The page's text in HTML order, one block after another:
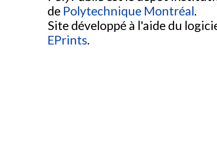
de Polytechnique Montréal.
Site développé à l'aide du
EPrints.